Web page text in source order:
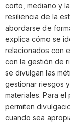
corto, mediano y
resiliencia de la
abordarse de
explica cómo se
relacionados con
con la gestión de
se divulgan las
gestionar riesgos
materiales. Para
permiten
cuando sea